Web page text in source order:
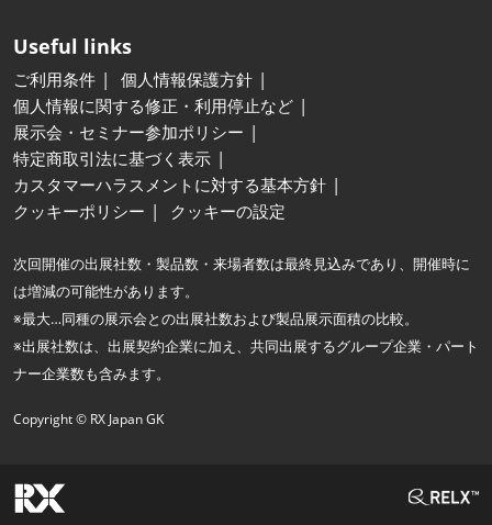
Useful links
ご利用条件
個人情報保護方針
個人情報に関する修正・利用停止など
展示会・セミナー参加ポリシー
特定商取引法に基づく表示
カスタマーハラスメントに対する基本方針
クッキーポリシー
クッキーの設定
次回開催の出展社数・製品数・来場者数は最終見込みであり、開催時に
は増減の可能性があります。
※最大…同種の展示会との出展社数および製品展示面積の比較。
※出展社数は、出展契約企業に加え、共同出展するグループ企業・パート
ナー企業数も含みます。
Copyright © RX Japan GK